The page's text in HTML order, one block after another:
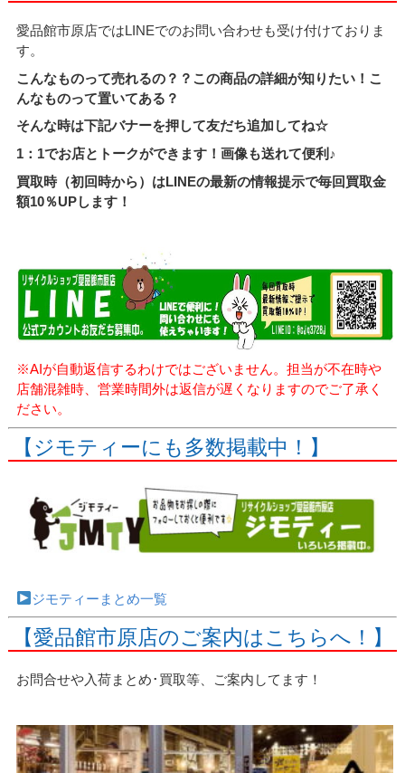
愛品館市原店ではLINEでのお問い合わせも受け付けておりま
す。
こんなものって売れるの？？この商品の詳細が知りたい！こ
んなものって置いてある？
そんな時は下記バナーを押して友だち追加してね☆
1：1でお店とトークができます！画像も送れて便利♪
買取時（初回時から）はLINEの最新の情報提示で毎回買取金
額10％UPします！
※AIが自動返信するわけではございません。担当が不在時や
店舗混雑時、営業時間外は返信が遅くなりますのでご了承く
ださい。
【ジモティーにも多数掲載中！】
ジモティーまとめ一覧
【愛品館市原店のご案内はこちらへ！】
お問合せや入荷まとめ･買取等、ご案内してます！